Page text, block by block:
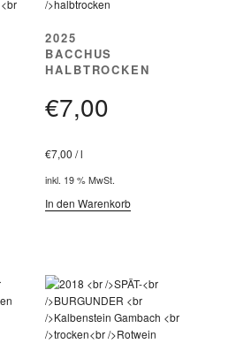
2025
BACCHUS
HALBTROCKEN
€7,00
€7,00 /l
inkl. 19 % MwSt.
In den Warenkorb